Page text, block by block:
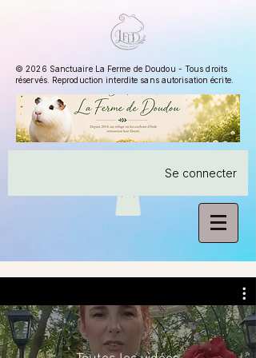
© 2026 Sanctuaire La Ferme de Doudou - Tous droits
réservés. Reproduction interdite sans autorisation écrite.
Se connecter